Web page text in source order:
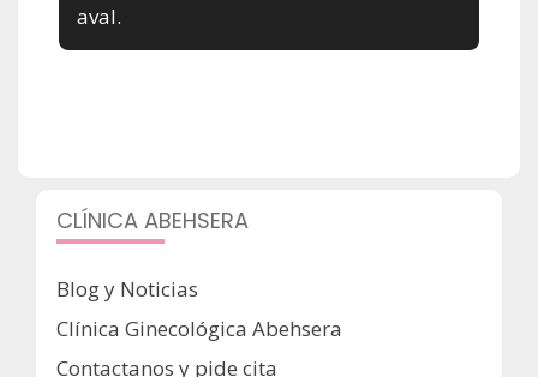
aval.
CLÍNICA ABEHSERA
Blog y Noticias
Clínica Ginecológica Abehsera
Contactanos y pide cita